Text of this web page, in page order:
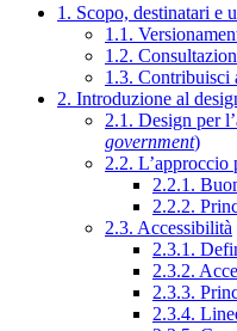
1. Scopo, destinatari e
1.1.
1.2.
1.3. Contribuisci
2. Introduzione al
2.1. Design per
government)
2.2. L’approccio
2.2.1.
2.2.2.
2.3. Accessibilità
2.3.1.
2.3.2.
2.3.3.
2.3.4.